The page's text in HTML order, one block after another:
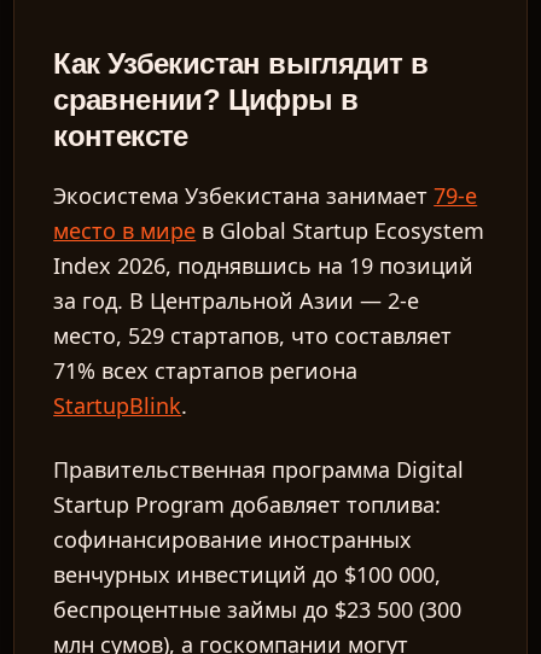
Как Узбекистан выглядит в
сравнении? Цифры в
контексте
Экосистема Узбекистана занимает79-е
место в мире в Global Startup Ecosystem
Index 2026, поднявшись на 19 позиций
за год. В Центральной Азии — 2-е
место, 529 стартапов, что составляет
71% всех стартапов региона
StartupBlink.
Правительственная программа Digital
Startup Program добавляет топлива:
софинансирование иностранных
венчурных инвестиций до $100 000,
беспроцентные займы до $23 500 (300
млн сумов), а госкомпании могут